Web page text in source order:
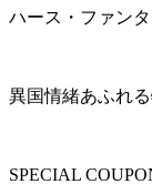
ハース・ファン
異国情緒あふれ
SPECIAL